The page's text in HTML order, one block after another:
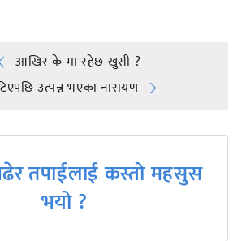
आखिर के मा रहेछ खुसी ?
उत्पन्न भएका नारायण
तपाईलाई कस्तो महसुस
भयो ?